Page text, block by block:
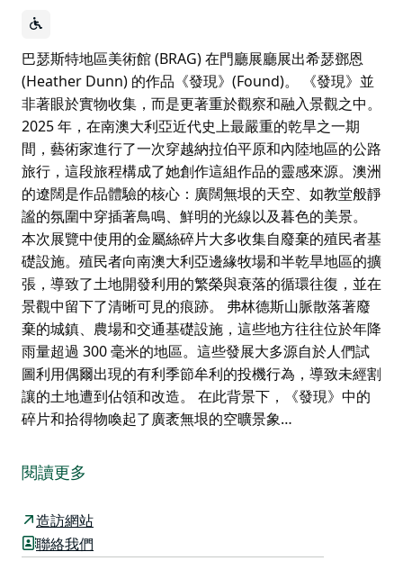
巴瑟斯特地區美術館 (BRAG) 在門廳展廳展出希瑟鄧恩
(Heather Dunn) 的作品《發現》(Found)。 《發現》並
非著眼於實物收集，而是更著重於觀察和融入景觀之中。
2025 年，在南澳大利亞近代史上最嚴重的乾旱之一期
間，藝術家進行了一次穿越納拉伯平原和內陸地區的公路
旅行，這段旅程構成了她創作這組作品的靈感來源。澳洲
的遼闊是作品體驗的核心：廣闊無垠的天空、如教堂般靜
謐的氛圍中穿插著鳥鳴、鮮明的光線以及暮色的美景。
本次展覽中使用的金屬絲碎片大多收集自廢棄的殖民者基
礎設施。殖民者向南澳大利亞邊緣牧場和半乾旱地區的擴
張，導致了土地開發利用的繁榮與衰落的循環往復，並在
景觀中留下了清晰可見的痕跡。 弗林德斯山脈散落著廢
棄的城鎮、農場和交通基礎設施，這些地方往往位於年降
雨量超過 300 毫米的地區。這些發展大多源自於人們試
圖利用偶爾出現的有利季節牟利的投機行為，導致未經割
讓的土地遭到佔領和改造。 在此背景下，《發現》中的
碎片和拾得物喚起了廣袤無垠的空曠景象…
(Heather Dunn) 的作品《發現》(Found)。
景觀之中。
2025 年，在南澳大利亞近代史上最嚴重的乾旱之一期
閱讀更多
造訪網站
聯絡我們